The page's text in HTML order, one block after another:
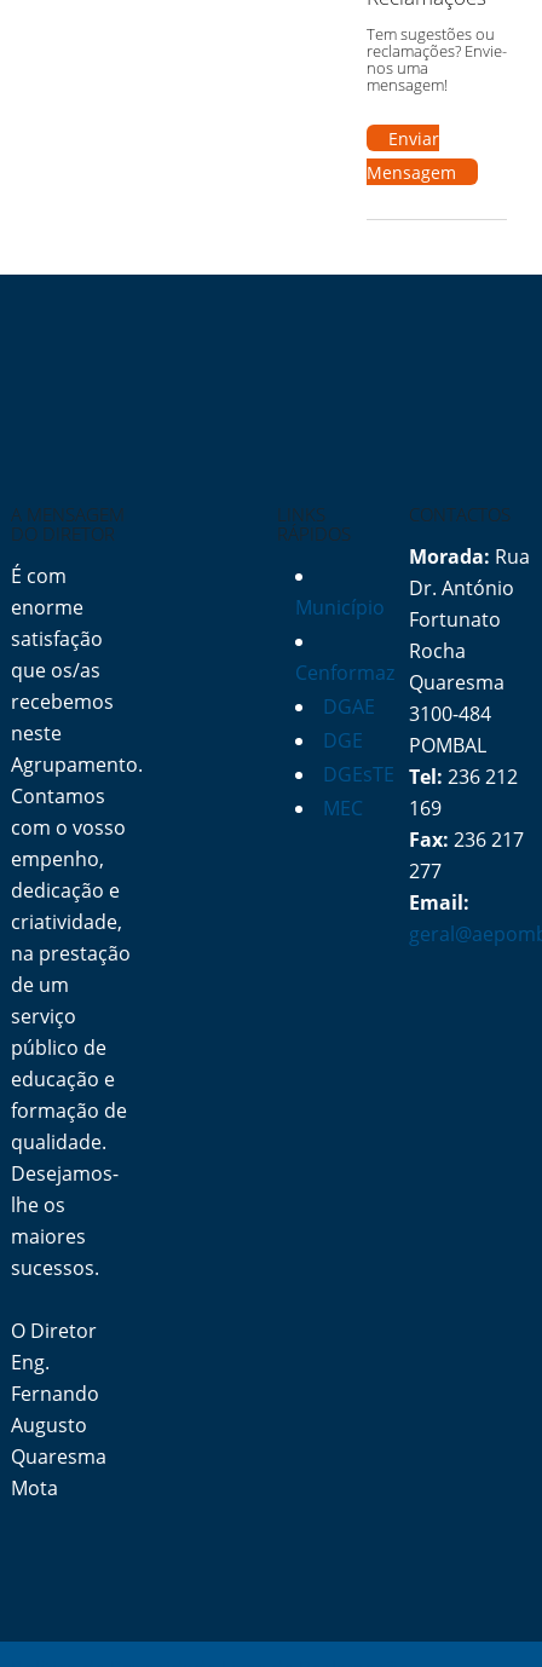
Tem sugestões ou
reclamações? Envie-
nos uma
mensagem!
Enviar
Mensagem
A MENSAGEM
DO DIRETOR
É com
enorme
satisfação
que os/as
recebemos
neste
Agrupamento.
Contamos
com o vosso
empenho,
dedicação e
criatividade,
na prestação
de um
serviço
público de
educação e
formação de
qualidade.
Desejamos-
lhe os
maiores
sucessos.
O Diretor
Eng.
Fernando
Augusto
Quaresma
Mota
LINKS
RÁPIDOS
Município
Cenformaz
DGAE
DGE
DGEsTE
MEC
CONTACTOS
Morada: Rua
Dr. António
Fortunato
Rocha
Quaresma
3100-484
POMBAL
Tel: 236 212
169
Fax: 236 217
277
Email: